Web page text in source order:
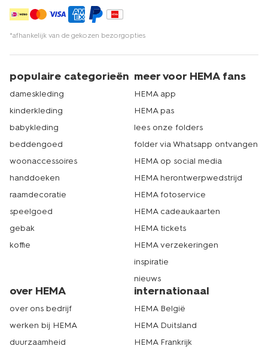
*afhankelijk van de gekozen bezorgopties
populaire categorieën
dameskleding
kinderkleding
babykleding
beddengoed
woonaccessoires
handdoeken
raamdecoratie
speelgoed
gebak
koffie
meer voor HEMA fans
HEMA app
HEMA pas
lees onze folders
folder via Whatsapp ontvangen
HEMA op social media
HEMA herontwerpwedstrijd
HEMA fotoservice
HEMA cadeaukaarten
HEMA tickets
HEMA verzekeringen
inspiratie
nieuws
over HEMA
over ons bedrijf
werken bij HEMA
duurzaamheid
internationaal
HEMA België
HEMA Duitsland
HEMA Frankrijk